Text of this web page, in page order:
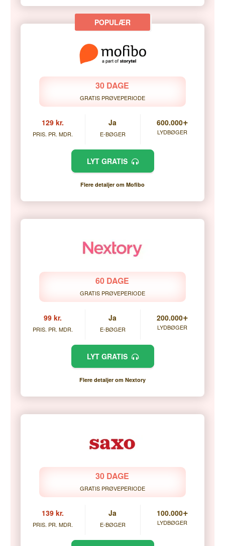
30 DAGE
GRATIS PRØVEPERIODE
129 kr.
PRIS. PR. MDR.
Ja
E-BØGER
600.000+
LYDBØGER
LYT GRATIS
Flere detaljer om Mofibo
60 DAGE
GRATIS PRØVEPERIODE
99 kr.
PRIS. PR. MDR.
Ja
E-BØGER
200.000+
LYDBØGER
LYT GRATIS
Flere detaljer om Nextory
30 DAGE
GRATIS PRØVEPERIODE
139 kr.
PRIS. PR. MDR.
Ja
E-BØGER
100.000+
LYDBØGER